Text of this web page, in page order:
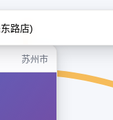
苏州市